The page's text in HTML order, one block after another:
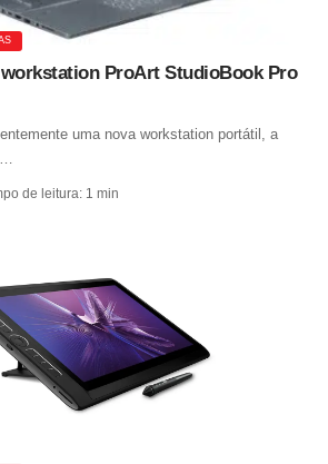
ProArt StudioBook Pro
uma nova workstation portátil, a
de leitura: 1 min